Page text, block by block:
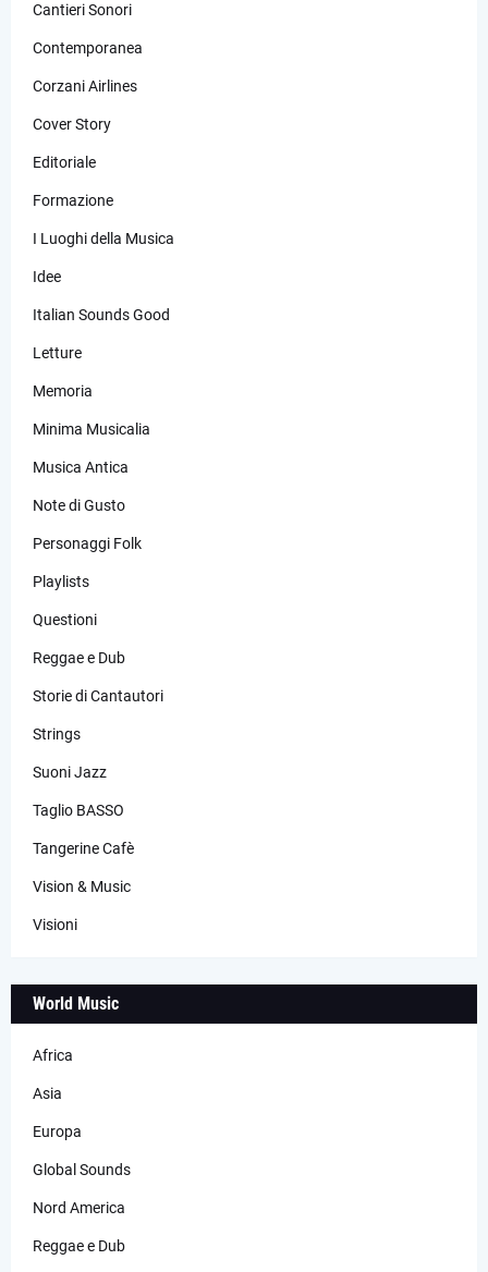
Cantieri Sonori
Contemporanea
Corzani Airlines
Cover Story
Editoriale
Formazione
I Luoghi della Musica
Idee
Italian Sounds Good
Letture
Memoria
Minima Musicalia
Musica Antica
Note di Gusto
Personaggi Folk
Playlists
Questioni
Reggae e Dub
Storie di Cantautori
Strings
Suoni Jazz
Taglio BASSO
Tangerine Cafè
Vision & Music
Visioni
World Music
Africa
Asia
Europa
Global Sounds
Nord America
Reggae e Dub